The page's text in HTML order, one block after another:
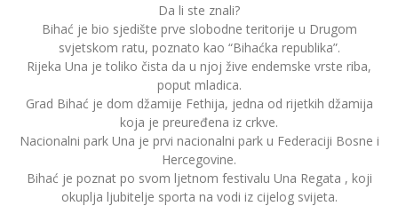
Da li ste znali?
Bihać je bio sjedište prve slobodne teritorije u Drugom
svjetskom ratu, poznato kao “Bihaćka republika”.
Rijeka Una je toliko čista da u njoj žive endemske vrste riba,
poput mladica.
Grad Bihać je dom džamije Fethija, jedna od rijetkih džamija
koja je preuređena iz crkve.
Nacionalni park Una je prvi nacionalni park u Federaciji Bosne i
Hercegovine.
Bihać je poznat po svom ljetnom festivalu Una Regata , koji
okuplja ljubitelje sporta na vodi iz cijelog svijeta.